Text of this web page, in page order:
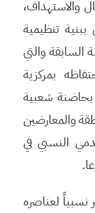
والاستهداف،
تنظيمية
والتي
بمركزية
شعبية
والمعارضين
النسبي في
لعناصره